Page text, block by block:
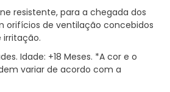
resistente, para a chegada dos
orifícios de ventilação concebidos
irritação.
Idade: +18 Meses. *A cor e o
variar de acordo com a